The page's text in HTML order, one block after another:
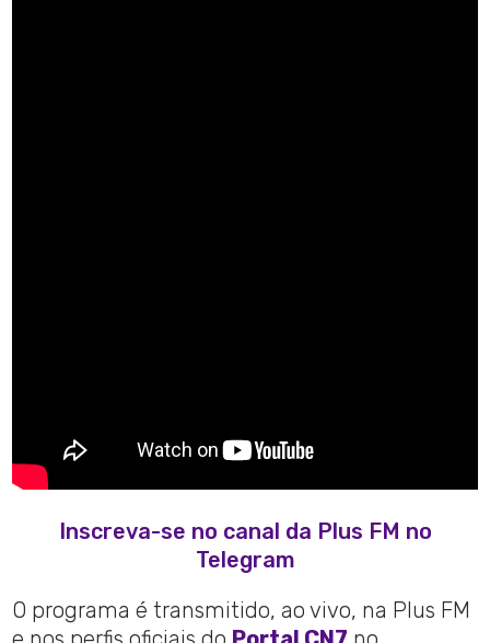
Inscreva-se no canal da Plus FM no
Telegram
O programa é transmitido, ao vivo, na Plus FM